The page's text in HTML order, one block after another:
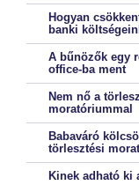
Hogyan
banki
A bűnözők egy
office-ba ment
Nem nő a
moratóriummal
Babaváró
törlesztési
Kinek adható ki